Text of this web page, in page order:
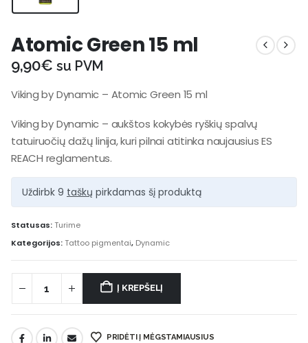
Atomic Green 15 ml
9,90€ su PVM
Viking by Dynamic – Atomic Green 15 ml
Viking by Dynamic – aukštos kokybės ryškių spalvų
tatuiruočių dažų linija, kuri pilnai atitinka naujausius ES
REACH reglamentus.
Uždirbk 9 taškų pirkdamas šį produktą
Statusas:Turime
Kategorijos:Tattoo pigmentai, Dynamic
Į KREPŠELĮ
PRIDĖTI Į MĖGSTAMIAUSIUS